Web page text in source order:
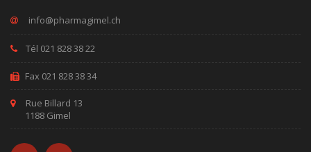
Tél 021 828 38 22
Fax 021 828 38 34
Rue Billard 13
1188 Gimel